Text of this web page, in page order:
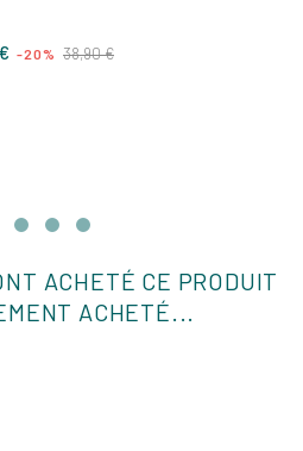
Prix
-20% 38,90 €Prix
ACHETÉ CE PRODUIT
ACHETÉ...